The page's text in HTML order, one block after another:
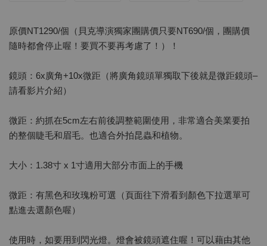
原價NT1290/個（貝克導演獨家團購價只要NT690/個，團購價
隨時都會停止喔！要買不要再考慮了！）！
鏡頭：6x廣角+10x微距（將廣角鏡頭單獨取下後就是微距鏡頭–
請看影片介紹）
微距：約抓在5cm左右前後調整範圍使用，非常適合美業要拍
的整個睫毛和眉毛。也適合外拍昆蟲和植物。
大小：1.38寸 x 1寸適用大部分市面上的手機
微距：有黑色和玫瑰粉可選（頁面往下滑看到顏色下拉選單可
點進去選顏色喔）
使用時，如要用到閃光燈。燈會被鏡頭遮住喔！可以藉由其他